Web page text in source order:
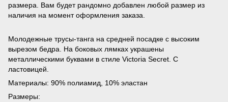
размера. Вам будет рандомно добавлен любой размер из
наличия на момент оформления заказа.
Молодежные трусы-танга на средней посадке с высоким
вырезом бедра. На боковых лямках украшены
металлическими буквами в стиле Victoria Secret. С
ластовицей.
Материалы: 90% полиамид, 10% эластан
Размеры: